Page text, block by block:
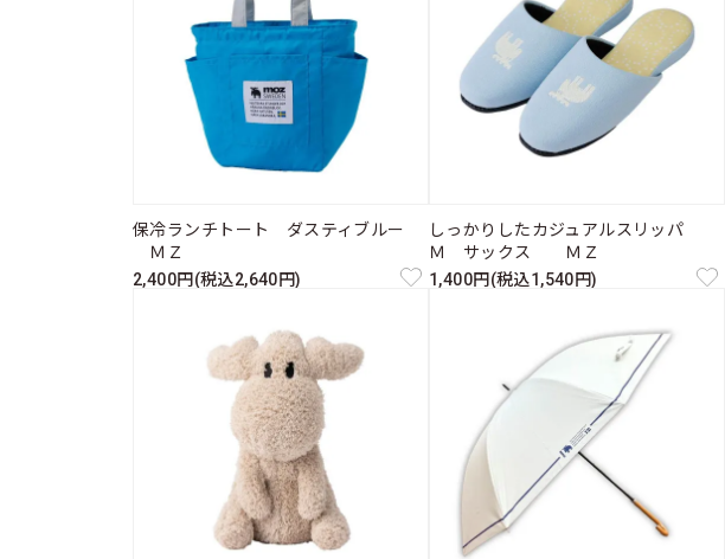
保冷ランチトート ダスティブルー
ＭＺ
2,400円(税込2,640円)
しっかりしたカジュアルスリッパ
Ｍ サックス ＭＺ
1,400円(税込1,540円)